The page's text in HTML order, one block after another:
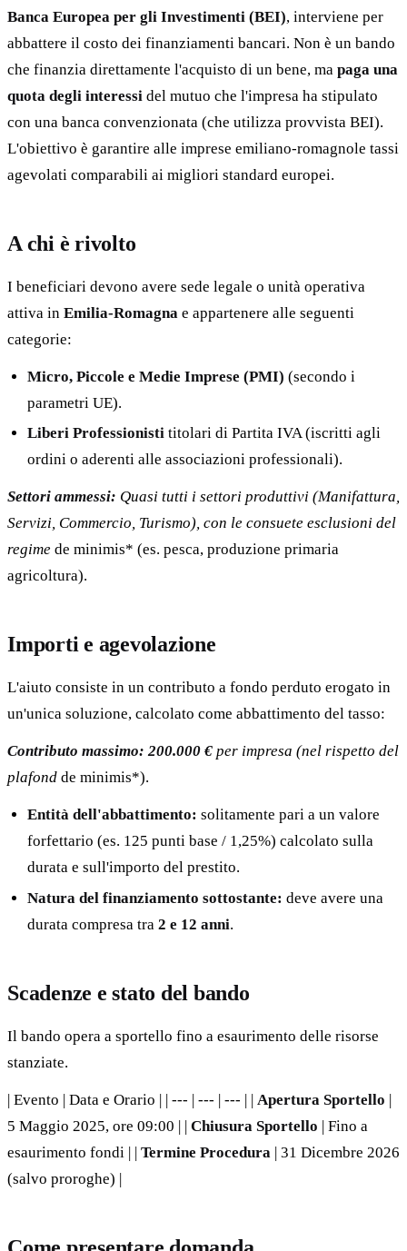
Banca Europea per gli Investimenti (BEI), interviene per
abbattere il costo dei finanziamenti bancari. Non è un bando
che finanzia direttamente l'acquisto di un bene, ma paga una
quota degli interessi del mutuo che l'impresa ha stipulato
con una banca convenzionata (che utilizza provvista BEI).
L'obiettivo è garantire alle imprese emiliano-romagnole tassi
agevolati comparabili ai migliori standard europei.
A chi è rivolto
I beneficiari devono avere sede legale o unità operativa
attiva in Emilia-Romagna e appartenere alle seguenti
categorie:
Micro, Piccole e Medie Imprese (PMI) (secondo i
parametri UE).
Liberi Professionisti titolari di Partita IVA (iscritti agli
ordini o aderenti alle associazioni professionali).
Settori ammessi: Quasi tutti i settori produttivi (Manifattura,
Servizi, Commercio, Turismo), con le consuete esclusioni del
regime de minimis* (es. pesca, produzione primaria
agricoltura).
Importi e agevolazione
L'aiuto consiste in un contributo a fondo perduto erogato in
un'unica soluzione, calcolato come abbattimento del tasso:
Contributo massimo: 200.000 € per impresa (nel rispetto del
plafond de minimis*).
Entità dell'abbattimento: solitamente pari a un valore
forfettario (es. 125 punti base / 1,25%) calcolato sulla
durata e sull'importo del prestito.
Natura del finanziamento sottostante: deve avere una
durata compresa tra2 e 12 anni.
Scadenze e stato del bando
Il bando opera a sportello fino a esaurimento delle risorse
stanziate.
| Evento | Data e Orario | | --- | --- | --- | | Apertura Sportello
5 Maggio 2025, ore 09:00 | | Chiusura Sportello | Fino a
esaurimento fondi | | Termine Procedura | 31 Dicembre 2026
(salvo proroghe) |